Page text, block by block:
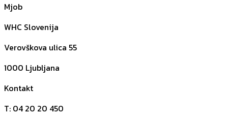
Mjob
WHC Slovenija
Verovškova ulica 55
1000 Ljubljana
Kontakt
T: 04 20 20 450